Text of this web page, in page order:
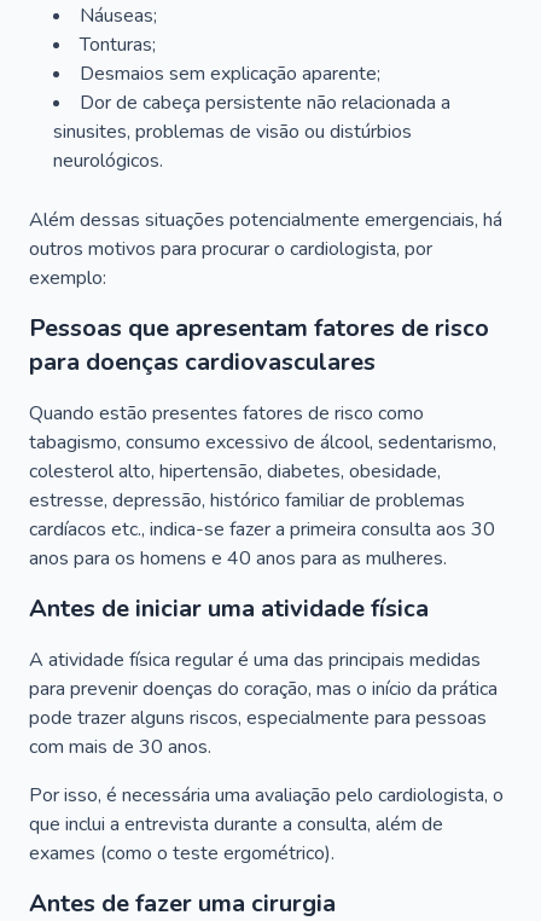
Náuseas;
Tonturas;
Desmaios sem explicação aparente;
Dor de cabeça persistente não relacionada a
sinusites, problemas de visão ou distúrbios
neurológicos.
Além dessas situações potencialmente emergenciais, há
outros motivos para procurar o cardiologista, por
exemplo:
Pessoas que apresentam fatores de risco
para doenças cardiovasculares
Quando estão presentes fatores de risco como
tabagismo, consumo excessivo de álcool, sedentarismo,
colesterol alto, hipertensão, diabetes, obesidade,
estresse, depressão, histórico familiar de problemas
cardíacos etc., indica-se fazer a primeira consulta aos 30
anos para os homens e 40 anos para as mulheres.
Antes de iniciar uma atividade física
A atividade física regular é uma das principais medidas
para prevenir doenças do coração, mas o início da prática
pode trazer alguns riscos, especialmente para pessoas
com mais de 30 anos.
Por isso, é necessária uma avaliação pelo cardiologista, o
que inclui a entrevista durante a consulta, além de
exames (como o teste ergométrico).
Antes de fazer uma cirurgia